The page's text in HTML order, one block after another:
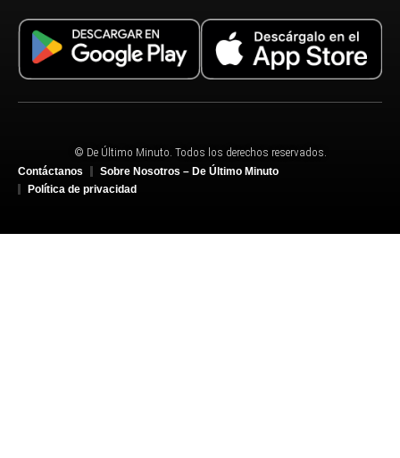
© De Último Minuto. Todos los derechos reservados.
Contáctanos
Sobre Nosotros – De Último Minuto
Política de privacidad